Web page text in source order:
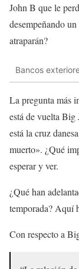
John B que le
desempeñando
atraparán?
Bancos
La pregunta más
está de vuelta Big
está la cruz
muerto». ¿Qué
esperar y ver.
¿Qué han
temporada? Aquí
Con respecto a